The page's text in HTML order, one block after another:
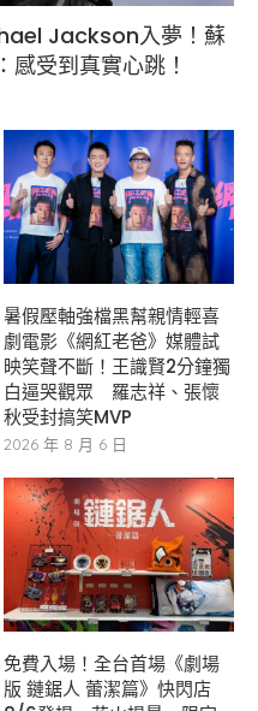
Jackson入夢！蘇
受到真實心跳！
暑假壓軸強檔黑幫親情輕喜
劇電影《網紅老爸》媒體試
映笑聲不斷！王識賢2分鐘獨
白逼哭觀眾 羅志祥、張懷
秋受封搞笑MVP
2026 年 8 月 6 日
免費入場！全台首場《劇場
版 鏈鋸人 蕾潔篇》快閃店